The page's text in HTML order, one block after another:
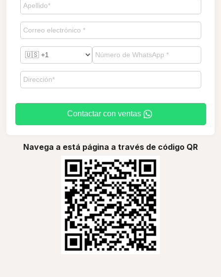
Contactar con ventas
Navega a está página a través de código QR